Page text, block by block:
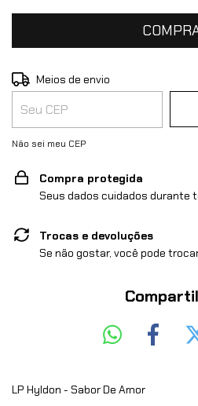
Entregas para o CEP:
Meios de envio
Não sei meu CEP
Compra protegida
Seus dados cuidados durante
Trocas e devoluções
Se não gostar, você pode
LP Hyldon - Sabor De Amor